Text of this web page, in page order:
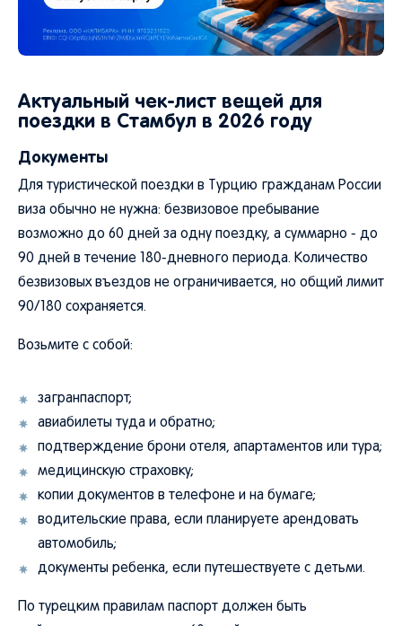
Актуальный чек-лист вещей для
поездки в Стамбул в 2026 году
Документы
Для туристической поездки в Турцию гражданам России
виза обычно не нужна: безвизовое пребывание
возможно до 60 дней за одну поездку, а суммарно - до
90 дней в течение 180-дневного периода. Количество
безвизовых въездов не ограничивается, но общий лимит
90/180 сохраняется.
Возьмите с собой:
загранпаспорт;
авиабилеты туда и обратно;
подтверждение брони отеля, апартаментов или тура;
медицинскую страховку;
копии документов в телефоне и на бумаге;
водительские права, если планируете арендовать
автомобиль;
документы ребенка, если путешествуете с детьми.
По турецким правилам паспорт должен быть